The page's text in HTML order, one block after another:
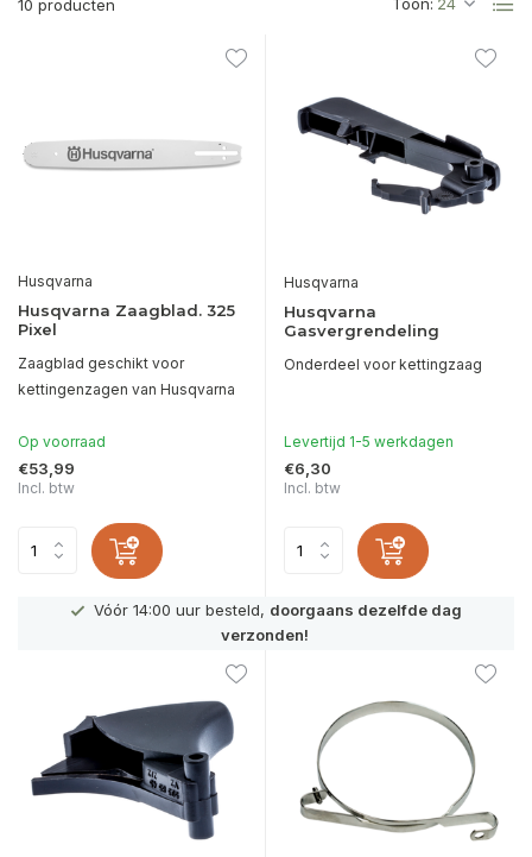
10 producten
Husqvarna
Husqvarna Zaagblad. 325
Pixel
Zaagblad geschikt voor
kettingenzagen van Husqvarna
Op voorraad
€53,99
Incl. btw
Husqvarna
Husqvarna
Gasvergrendeling
Onderdeel voor kettingzaag
Levertijd 1-5 werkdagen
€6,30
Incl. btw
Vóór 14:00 uur besteld, doorgaans dezelfde dag
verzonden!